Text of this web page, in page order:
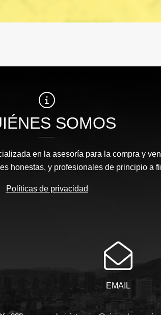
SOMOS
en la asesoría para la compra y
honestas, y profesionales de principio a
Políticas de privacidad
EMAIL